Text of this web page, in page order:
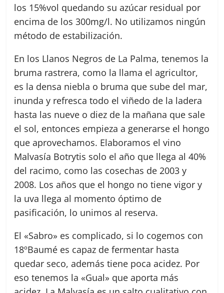
los 15%vol quedando su azúcar residual por
encima de los 300mg/l. No utilizamos ningún
método de estabilización.
En los Llanos Negros de La Palma, tenemos la
bruma rastrera, como la llama el agricultor,
es la densa niebla o bruma que sube del mar,
inunda y refresca todo el viñedo de la ladera
hasta las nueve o diez de la mañana que sale
el sol, entonces empieza a generarse el hongo
que aprovechamos. Elaboramos el vino
Malvasía Botrytis solo el año que llega al 40%
del racimo, como las cosechas de 2003 y
2008. Los años que el hongo no tiene vigor y
la uva llega al momento óptimo de
pasificación, lo unimos al reserva.
El «Sabro» es complicado, si lo cogemos con
18ºBaumé es capaz de fermentar hasta
quedar seco, además tiene poca acidez. Por
eso tenemos la «Gual» que aporta más